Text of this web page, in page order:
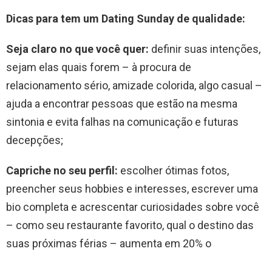
Dicas para tem um Dating Sunday de qualidade:
Seja claro no que você quer: definir suas intenções,
sejam elas quais forem – à procura de
relacionamento sério, amizade colorida, algo casual –
ajuda a encontrar pessoas que estão na mesma
sintonia e evita falhas na comunicação e futuras
decepções;
Capriche no seu perfil: escolher ótimas fotos,
preencher seus hobbies e interesses, escrever uma
bio completa e acrescentar curiosidades sobre você
– como seu restaurante favorito, qual o destino das
suas próximas férias – aumenta em 20% o